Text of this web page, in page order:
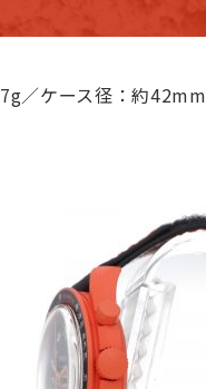
7g／ケース径：約